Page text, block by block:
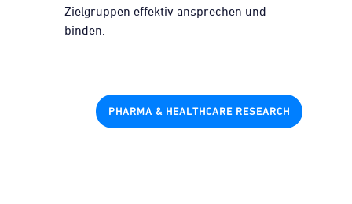
Zielgruppen effektiv ansprechen und
binden.
PHARMA & HEALTHCARE RESEARCH